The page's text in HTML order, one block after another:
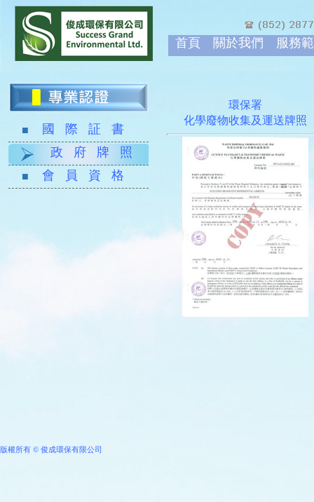
首頁 關於我們 服務
國 際 証 書
政 府 牌 照
會 員 資 格
環保署
化學廢物收集及運送牌照
版權所有 © 俊成環保有限公司